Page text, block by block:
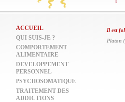
ACCUEIL
QUI SUIS-JE ?
COMPORTEMENT
ALIMENTAIRE
DEVELOPPEMENT
PERSONNEL
PSYCHOSOMATIQUE
TRAITEMENT DES
ADDICTIONS
Il est
Platon